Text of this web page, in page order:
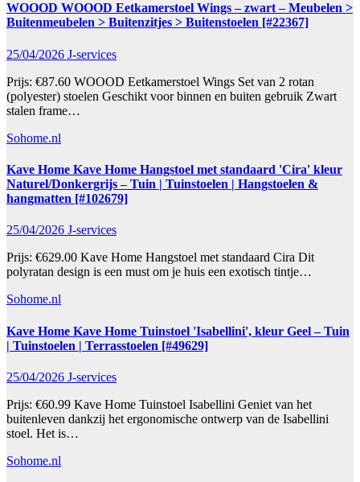
WOOOD WOOOD Eetkamerstoel Wings – zwart – Meubelen >
Buitenmeubelen > Buitenzitjes > Buitenstoelen [#22367]
25/04/2026 J-services
Prijs: €87.60 WOOOD Eetkamerstoel Wings Set van 2 rotan
(polyester) stoelen Geschikt voor binnen en buiten gebruik Zwart
stalen frame…
Sohome.nl
Kave Home Kave Home Hangstoel met standaard 'Cira' kleur
Naturel/Donkergrijs – Tuin | Tuinstoelen | Hangstoelen &
hangmatten [#102679]
25/04/2026 J-services
Prijs: €629.00 Kave Home Hangstoel met standaard Cira Dit
polyratan design is een must om je huis een exotisch tintje…
Sohome.nl
Kave Home Kave Home Tuinstoel 'Isabellini', kleur Geel – Tuin
| Tuinstoelen | Terrasstoelen [#49629]
25/04/2026 J-services
Prijs: €60.99 Kave Home Tuinstoel Isabellini Geniet van het
buitenleven dankzij het ergonomische ontwerp van de Isabellini
stoel. Het is…
Sohome.nl